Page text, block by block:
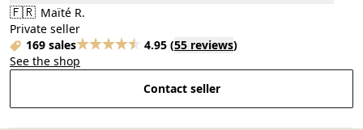
🇫🇷 Maïté R.
Private seller
169 sales
4.95 (55 reviews)
See the shop
Contact seller